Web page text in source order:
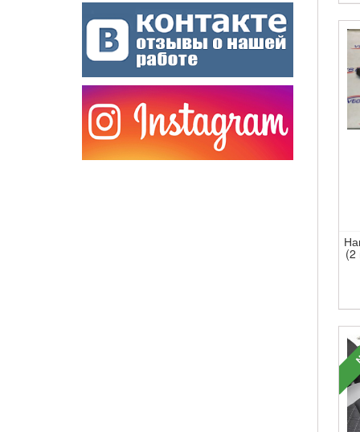
(2